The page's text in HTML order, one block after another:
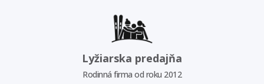
Lyžiarska predajňa
Rodinná firma od roku 2012